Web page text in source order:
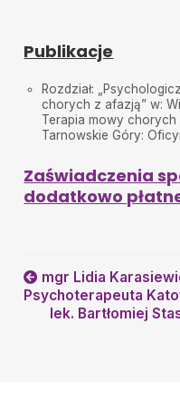
Publikacje
Rozdział:
chorych z afazją” w:
Terapia mowy
Tarnowskie Góry:
Zaświadczenia
dodatkowo
mgr Lidia
Psychoterapeuta
lek. Bartłomiej